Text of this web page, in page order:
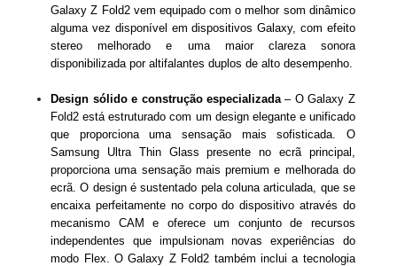
Galaxy Z Fold2 vem equipado com o melhor som dinâmico
alguma vez disponível em dispositivos Galaxy, com efeito
stereo melhorado e uma maior clareza sonora
disponibilizada por altifalantes duplos de alto desempenho.
Design sólido e construção especializada– O Galaxy Z
Fold2 está estruturado com um design elegante e unificado
que proporciona uma sensação mais sofisticada. O
Samsung Ultra Thin Glass presente no ecrã principal,
proporciona uma sensação mais premium e melhorada do
ecrã. O design é sustentado pela coluna articulada, que se
encaixa perfeitamente no corpo do dispositivo através do
mecanismo CAM e oferece um conjunto de recursos
independentes que impulsionam novas experiências do
modo Flex. O Galaxy Z Fold2 também inclui a tecnologia